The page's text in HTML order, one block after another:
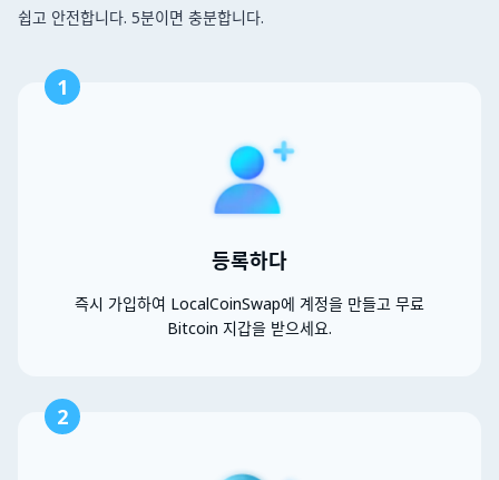
쉽고 안전합니다. 5분이면 충분합니다.
1
등록하다
즉시 가입하여 LocalCoinSwap에 계정을 만들고 무료
Bitcoin 지갑을 받으세요.
2